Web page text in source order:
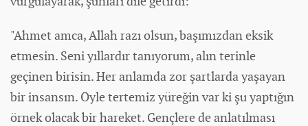
"Ahmet amca, Allah razı olsun, başımızdan eksik
etmesin. Seni yıllardır tanıyorum, alın terinle
geçinen birisin. Her anlamda zor şartlarda yaşayan
bir insansın. Öyle tertemiz yüreğin var ki şu yaptığın
örnek olacak bir hareket. Gençlere de anlatılması